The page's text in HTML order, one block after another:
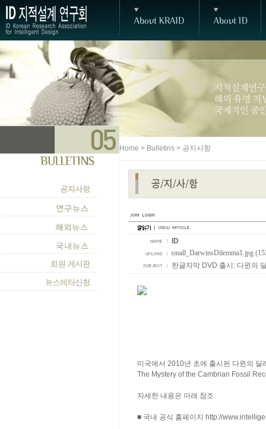
Home > Bulletins > 공지사항
ID
small_DarwinsDilemma1.jpg
한글자막 DVD 출시: 다윈의
미국에서 2010년 초에 출시된 다윈의
The Mystery of the Cambrian Fossil
자세한 내용은 아래 참조
■ 국내 공식 홈페이지 http://